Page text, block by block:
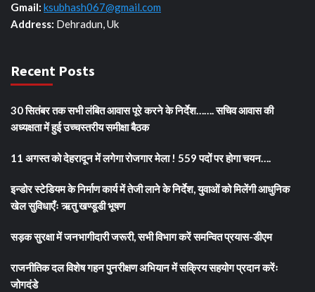
Gmail: ksubhash067@gmail.com
Address: Dehradun, Uk
Recent Posts
30 सितंबर तक सभी लंबित आवास पूरे करने के निर्देश……. सचिव आवास की
अध्यक्षता में हुई उच्चस्तरीय समीक्षा बैठक
11 अगस्त को देहरादून में लगेगा रोजगार मेला ! 559 पदों पर होगा चयन….
इन्डोर स्टेडियम के निर्माण कार्य में तेजी लाने के निर्देश, युवाओं को मिलेंगी आधुनिक
खेल सुविधाएँः ऋतु खण्डूडी भूषण
सड़क सुरक्षा में जनभागीदारी जरूरी, सभी विभाग करें समन्वित प्रयास-डीएम
राजनीतिक दल विशेष गहन पुनरीक्षण अभियान में सक्रिय सहयोग प्रदान करेंः
जोगदंडे